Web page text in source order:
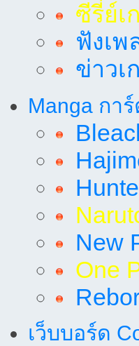
ซีรี่ย์เ
ฟังเพ
ข่าวเ
Manga กา
New
One
เว็บบอร์ด